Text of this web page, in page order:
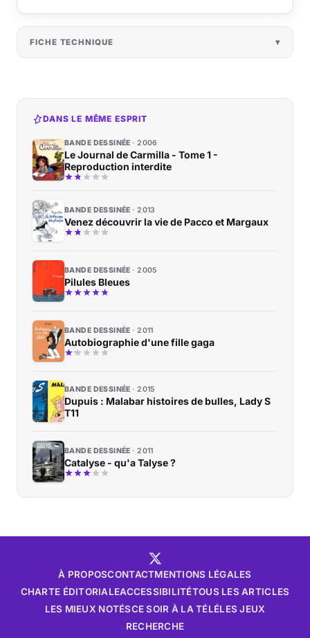
FICHE TECHNIQUE
DANS LE MÊME ESPRIT
BANDE DESSINÉE 2006
Le Journal de Carmilla - Tome 1 -
Reproduction interdite
BANDE DESSINÉE 2013
Venez découvrir la vie de Pacco et Margaux
BANDE DESSINÉE 2005
Pilules Bleues
BANDE DESSINÉE 2011
Autobiographie d'une fille gaga
BANDE DESSINÉE 2015
Dupuis : Malabar histoires de bulles, Lady S
T11
BANDE DESSINÉE 2011
Catalyse - qu'a Talyse ?
À PROPOSCONTACTMENTIONS LÉGALES
CHARTE ÉDITORIALEACCESSIBILITÉTOUS LES ARTICLES
LES MIEUX NOTÉSCE SOIR À LA TÉLÉLES JEUX
RECHERCHE